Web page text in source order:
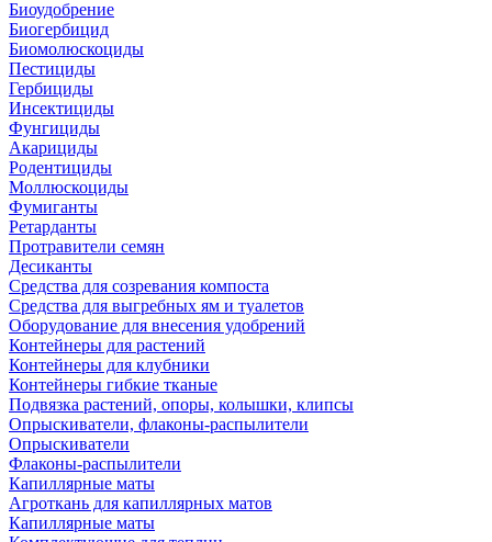
Биоудобрение
Биогербицид
Биомолюскоциды
Пестициды
Гербициды
Инсектициды
Фунгициды
Акарициды
Родентициды
Моллюскоциды
Фумиганты
Ретарданты
Протравители семян
Десиканты
Средства для созревания компоста
Средства для выгребных ям и туалетов
Оборудование для внесения удобрений
Контейнеры для растений
Контейнеры для клубники
Контейнеры гибкие тканые
Подвязка растений, опоры, колышки, клипсы
Опрыскиватели, флаконы-распылители
Опрыскиватели
Флаконы-распылители
Капиллярные маты
Агроткань для капиллярных матов
Капиллярные маты